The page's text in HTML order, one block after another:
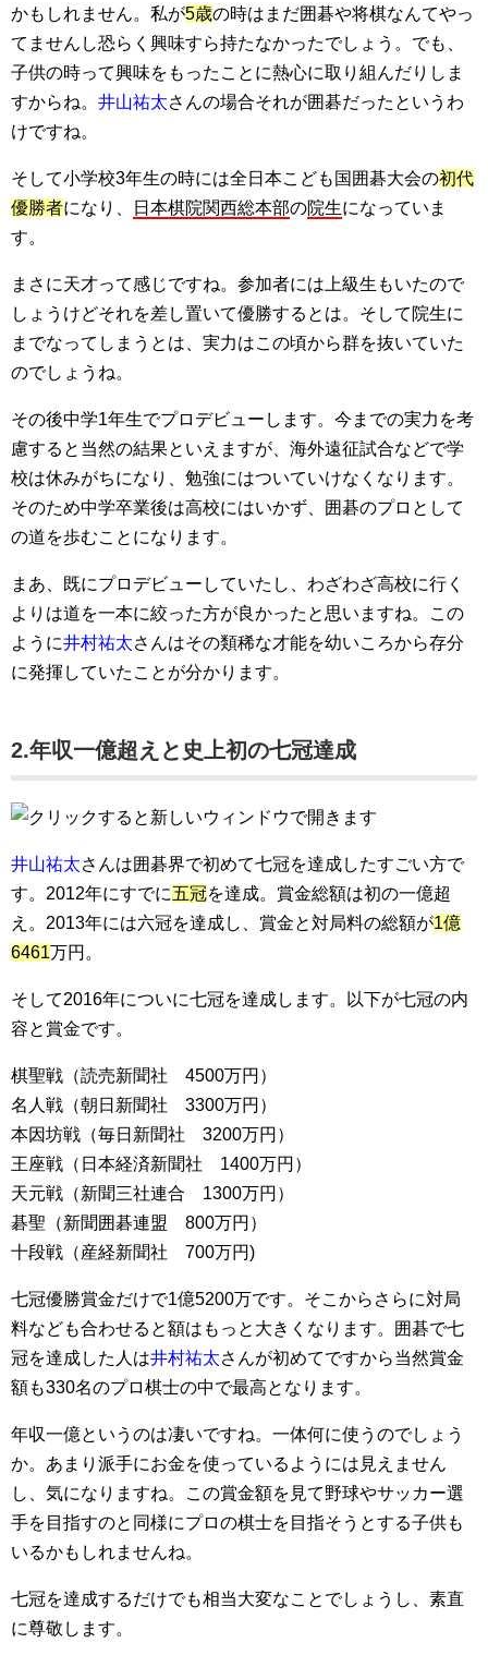
かもしれません。私が5歳の時はまだ囲碁や将棋なんてやっ
てませんし恐らく興味すら持たなかったでしょう。でも、
子供の時って興味をもったことに熱心に取り組んだりしま
すからね。 井山祐太さんの場合それが囲碁だったというわ
けですね。
そして小学校3年生の時には全日本こども国囲碁大会の初代
優勝者になり、 日本棋院関西総本部の院生になっていま
す。
まさに天才って感じですね。参加者には上級生もいたので
しょうけどそれを差し置いて優勝するとは。そして院生に
までなってしまうとは、実力はこの頃から群を抜いていた
のでしょうね。
その後中学1年生でプロデビューします。今までの実力を考
慮すると当然の結果といえますが、海外遠征試合などで学
校は休みがちになり、勉強にはついていけなくなります。
そのため中学卒業後は高校にはいかず、囲碁のプロとして
の道を歩むことになります。
まあ、既にプロデビューしていたし、わざわざ高校に行く
よりは道を一本に絞った方が良かったと思いますね。この
ように井村祐太さんはその類稀な才能を幼いころから存分
に発揮していたことが分かります。
2.年収一億超えと史上初の七冠達成
井山祐太さんは囲碁界で初めて七冠を達成したすごい方で
す。2012年にすでに五冠を達成。賞金総額は初の一億超
え。2013年には六冠を達成し、賞金と対局料の総額が1億
6461万円。
そして2016年についに七冠を達成します。以下が七冠の内
容と賞金です。
棋聖戦（読売新聞社 4500万円）
名人戦（朝日新聞社 3300万円）
本因坊戦（毎日新聞社 3200万円）
王座戦（日本経済新聞社 1400万円）
天元戦（新聞三社連合 1300万円）
碁聖（新聞囲碁連盟 800万円）
十段戦（産経新聞社 700万円)
七冠優勝賞金だけで1億5200万です。そこからさらに対局
料なども合わせると額はもっと大きくなります。囲碁で七
冠を達成した人は井村祐太さんが初めてですから当然賞金
額も330名のプロ棋士の中で最高となります。
年収一億というのは凄いですね。一体何に使うのでしょう
か。あまり派手にお金を使っているようには見えません
し、気になりますね。この賞金額を見て野球やサッカー選
手を目指すのと同様にプロの棋士を目指そうとする子供も
いるかもしれませんね。
七冠を達成するだけでも相当大変なことでしょうし、素直
に尊敬します。